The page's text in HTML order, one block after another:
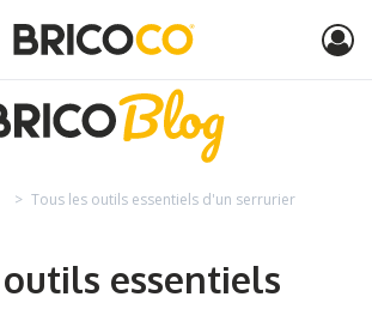
Tous les outils essentiels d'un serrurier
essentiels